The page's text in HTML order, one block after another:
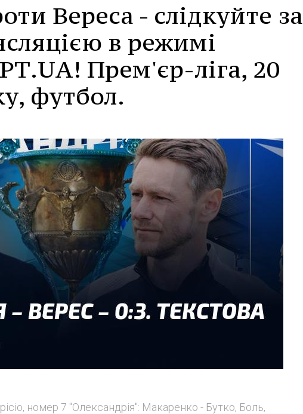
Вереса - слідкуйте за
в режимі
Прем'єр-ліга, 20
футбол.
номер 7 "Олександрія": Макаренко - Бутко, Боль,